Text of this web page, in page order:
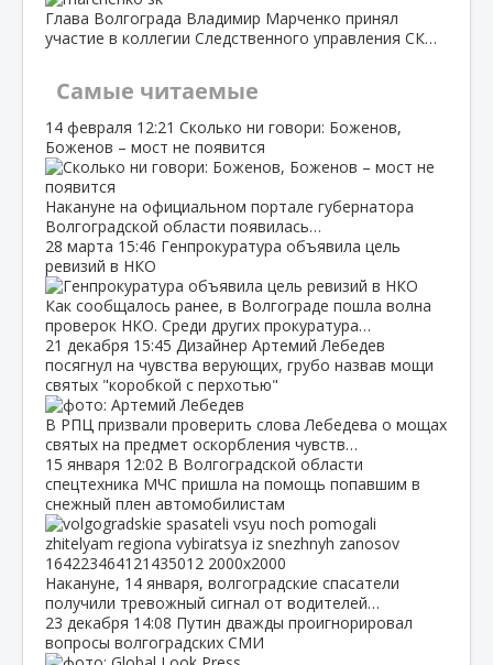
Глава Волгограда Владимир Марченко принял
участие в коллегии Следственного управления СК…
Самые читаемые
14 февраля 12:21 Сколько ни говори: Боженов,
Боженов – мост не появится
Накануне на официальном портале губернатора
Волгоградской области появилась…
28 марта 15:46 Генпрокуратура объявила цель
ревизий в НКО
Как сообщалось ранее, в Волгограде пошла волна
проверок НКО. Среди других прокуратура…
21 декабря 15:45 Дизайнер Артемий Лебедев
посягнул на чувства верующих, грубо назвав мощи
святых "коробкой с перхотью"
В РПЦ призвали проверить слова Лебедева о мощах
святых на предмет оскорбления чувств…
15 января 12:02 В Волгоградской области
спецтехника МЧС пришла на помощь попавшим в
снежный плен автомобилистам
Накануне, 14 января, волгоградские спасатели
получили тревожный сигнал от водителей…
23 декабря 14:08 Путин дважды проигнорировал
вопросы волгоградских СМИ